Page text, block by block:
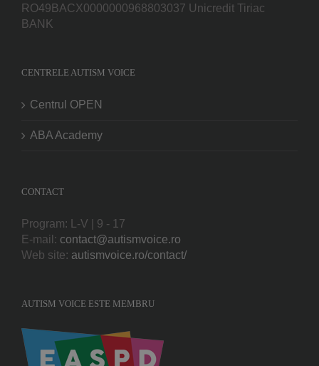
RO49BACX0000000968803037 Unicredit Tiriac
BANK
CENTRELE AUTISM VOICE
Centrul OPEN
ABA Academy
CONTACT
Program: L-V | 9 - 17
E-mail: contact@autismvoice.ro
Web site: autismvoice.ro/contact/
AUTISM VOICE ESTE MEMBRU